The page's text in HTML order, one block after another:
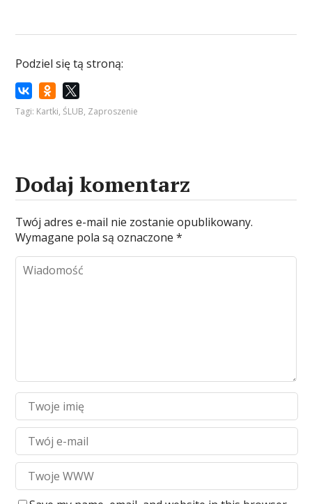
Podziel się tą stroną:
Tagi: Kartki,ŚLUB, Zaproszenie
Dodaj komentarz
Twój adres e-mail nie zostanie opublikowany.
Wymagane pola są oznaczone*